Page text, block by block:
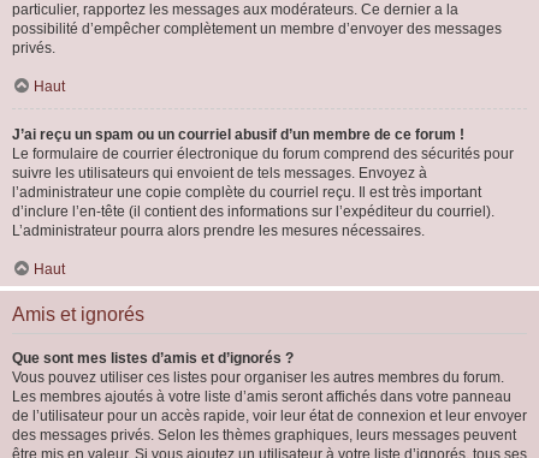
particulier, rapportez les messages aux modérateurs. Ce dernier a la
possibilité d’empêcher complètement un membre d’envoyer des messages
privés.
Haut
J’ai reçu un spam ou un courriel abusif d’un membre de ce forum !
Le formulaire de courrier électronique du forum comprend des sécurités pour
suivre les utilisateurs qui envoient de tels messages. Envoyez à
l’administrateur une copie complète du courriel reçu. Il est très important
d’inclure l’en-tête (il contient des informations sur l’expéditeur du courriel).
L’administrateur pourra alors prendre les mesures nécessaires.
Haut
Amis et ignorés
Que sont mes listes d’amis et d’ignorés ?
Vous pouvez utiliser ces listes pour organiser les autres membres du forum.
Les membres ajoutés à votre liste d’amis seront affichés dans votre panneau
de l’utilisateur pour un accès rapide, voir leur état de connexion et leur envoyer
des messages privés. Selon les thèmes graphiques, leurs messages peuvent
être mis en valeur. Si vous ajoutez un utilisateur à votre liste d’ignorés, tous ses